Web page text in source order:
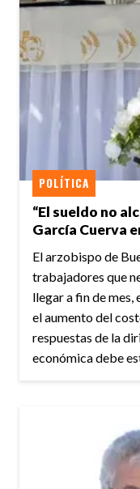
“El sueldo no
García Cuerva
POLÍTICA
El arzobispo de
trabajadores que
llegar a fin de mes,
el aumento del
respuestas de la
económica debe